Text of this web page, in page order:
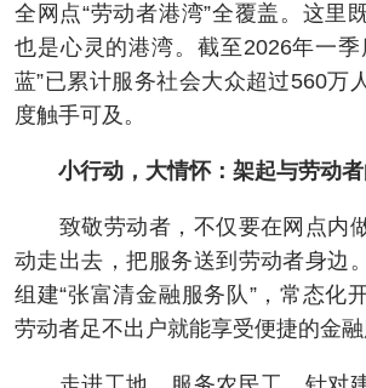
全网点“劳动者港湾”全覆盖。这里
也是心灵的港湾。截至2026年一季
蓝”已累计服务社会大众超过560万
度触手可及。
小行动，大情怀：架起与劳动者
致敬劳动者，不仅要在网点内
动走出去，把服务送到劳动者身边
组建“张富清金融服务队”，常态化
劳动者足不出户就能享受便捷的金融